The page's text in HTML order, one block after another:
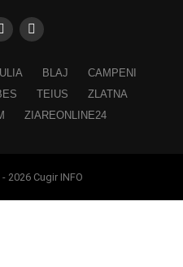
BLAJ
CAMPENI
TEIUS
ZLATNA
ZIAREONLINE24
2026 Cugir INFO